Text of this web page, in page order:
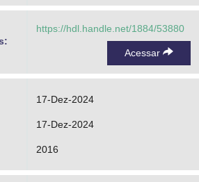
https://hdl.handle.net/1884/53880
Acessar
17-Dez-2024
17-Dez-2024
2016